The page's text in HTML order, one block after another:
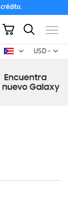
USD -
dólar
Mi carrito